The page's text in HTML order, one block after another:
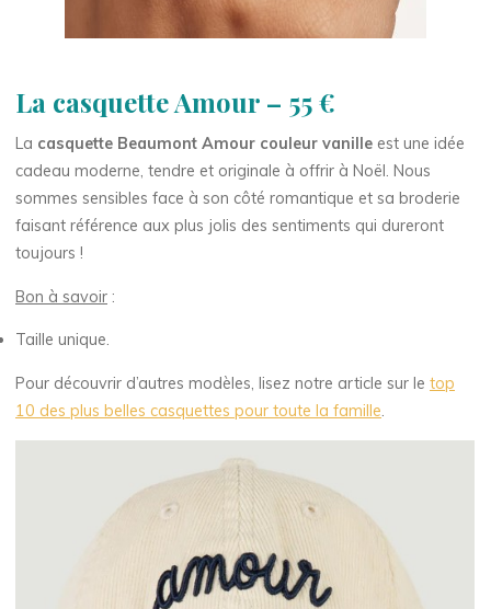
La casquette Amour – 55 €
La casquette Beaumont Amour couleur vanille est une idée
cadeau moderne, tendre et originale à offrir à Noël. Nous
sommes sensibles face à son côté romantique et sa broderie
faisant référence aux plus jolis des sentiments qui dureront
toujours !
Bon à savoir :
Taille unique.
Pour découvrir d’autres modèles, lisez notre article sur letop
10 des plus belles casquettes pour toute la famille.